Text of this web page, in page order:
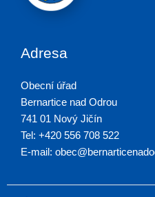
Adresa
Obecní úřad
Bernartice nad Odrou
741 01 Nový Jičín
Tel: +420 556 708 522
E-mail: